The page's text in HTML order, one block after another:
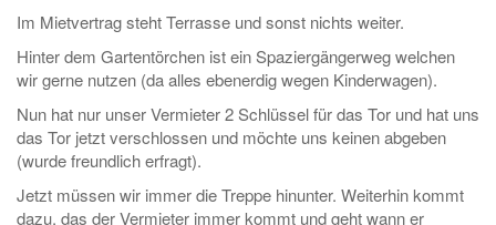
Im Mietvertrag steht Terrasse und sonst nichts weiter.
Hinter dem Gartentörchen ist ein Spaziergängerweg welchen
wir gerne nutzen (da alles ebenerdig wegen Kinderwagen).
Nun hat nur unser Vermieter 2 Schlüssel für das Tor und hat uns
das Tor jetzt verschlossen und möchte uns keinen abgeben
(wurde freundlich erfragt).
Jetzt müssen wir immer die Treppe hinunter. Weiterhin kommt
dazu, das der Vermieter immer kommt und geht wann er